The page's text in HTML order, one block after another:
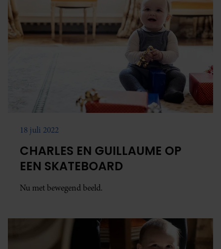
18 juli 2022
CHARLES EN GUILLAUME OP
EEN SKATEBOARD
Nu met bewegend beeld.